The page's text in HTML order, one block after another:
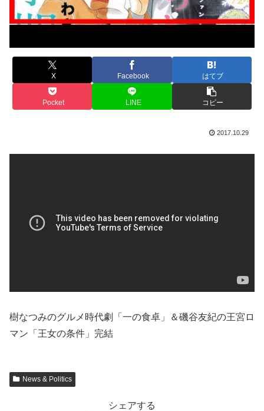
X Facebook はてブ
Pocket LINE コピー
2017.10.29
樹なつみのグルメ時代劇「一の食卓」＆磯谷友紀の王宮ロ
マン「王女の条件」完結
News & Politics
シェアする